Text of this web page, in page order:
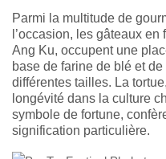
Parmi la multitude de
l’occasion, les gâteaux
Ang Ku, occupent une
base de farine de blé et
différentes tailles. La
longévité dans la culture
symbole de fortune,
signification particulière.